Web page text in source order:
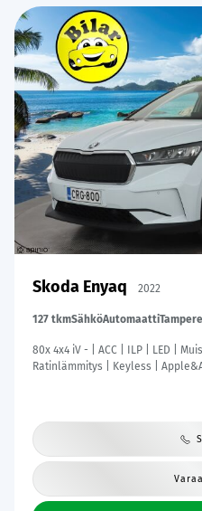
Skoda Enyaq 2022
127 tkmSähköAutomaattiTampere
80x 4x4 iV - | ACC | ILP | LED |
Ratinlämmitys | Keyless |